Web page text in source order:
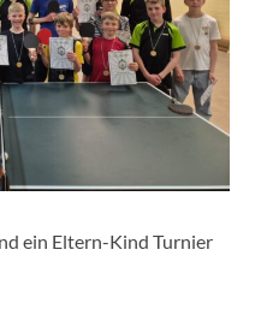
ein Eltern-Kind Turnier